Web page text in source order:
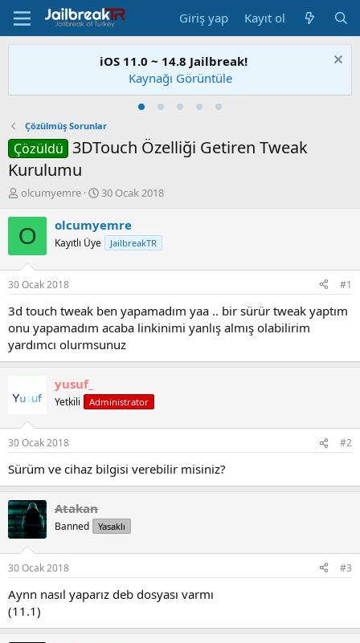
Giriş yap Kayıt ol
iOS 11.0 ~ 14.8 Jailbreak!
Kaynağı Görüntüle
Çözülmüş Sorunlar
Çözüldü 3DTouch Özelliği Getiren Tweak
Kurulumu
K
n
u
a
h
i
b
olcumyemre
B
ş
a
ı
ç
a
r
i
i
30 Ocak 2018
O olcumyemre
Kayıtlı Üye JailbreakTR
30 Ocak 2018 #1
3d touch tweak ben yapamadım yaa .. bir sürür tweak yaptım
onu yapamadım acaba linkinimi yanlış almış olabilirim
yardımcı olurmsunuz
yusuf_
Yetkili Administrator
30 Ocak 2018 #2
Sürüm ve cihaz bilgisi verebilir misiniz?
Atakan
Banned Yasaklı
30 Ocak 2018 #3
Aynn nasıl yaparız deb dosyası varmı
(11.1)